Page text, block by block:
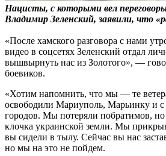
Нацисты, с которыми вел
Владимир Зеленский, заявили, что
«После хамского разговора с нами
видео в соцсетях Зеленский отдал
вышвырнуть нас из Золотого», —
боевиков.
«Хотим напомнить, что мы — те
освободили Мариуполь, Марьинку и с
городов. Мы потеряли побратимов, но
клочка украинской земли. Мы
вы сидели в тылу. Сейчас вы нас
но мы на это не пойдем.